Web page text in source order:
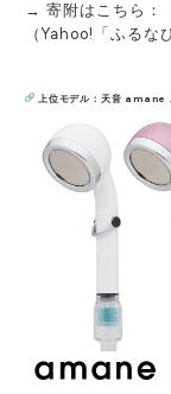
→ 寄附はこちら：
（Yahoo!「ふる
上位モデル：天音 amane